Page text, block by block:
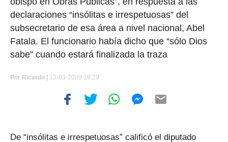
declaraciones “insólitas e irrespetuosas” del
subsecretario de esa área a nivel nacional, Abel
Fatala. El funcionario había dicho que “sólo Dios
sabe” cuando estará finalizada la traza
Por Ricardo | 13-03-2009 18:29
De “insólitas e irrespetuosas” calificó el diputado